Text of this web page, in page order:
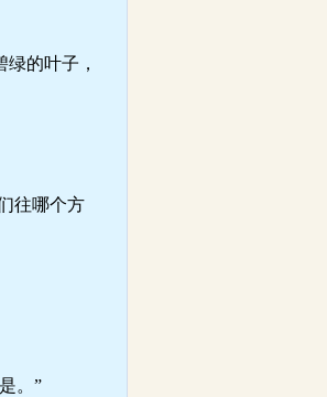
的叶子，
往哪个方
。”